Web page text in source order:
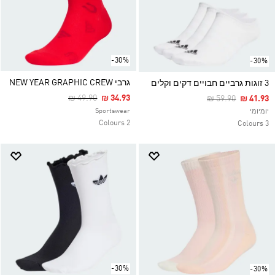
-30%
3 זוגות גרביים חבויים דקים וקלים
Price Reduced
₪ 59.90To₪ 41.93
יומיומי
3 Colours
-30%
גרבי NEW YEAR GRAPHIC CREW
Price Reduced From
₪ 49.90To₪ 34.93
Sportswear
2 Colours
-30%
-30%